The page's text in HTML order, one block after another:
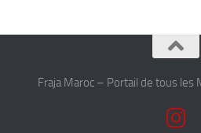
Fraja Maroc – Portail de tous